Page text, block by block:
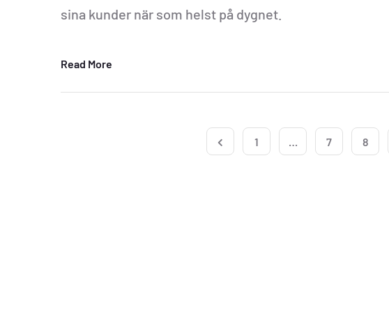
sina kunder när som helst på dygnet.
Read More
1 7 8